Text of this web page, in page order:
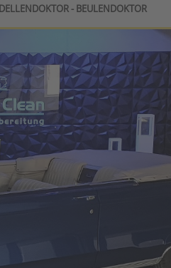
DELLENDOKTOR - BEULENDOKTOR